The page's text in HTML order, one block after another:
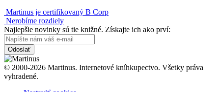
Martinus je certifikovaný B Corp
Nerobíme rozdiely
Najlepšie novinky sú tie knižné. Získajte ich ako prví:
Odoslať
© 2000-2026 Martinus. Internetové kníhkupectvo. Všetky práva
vyhradené.